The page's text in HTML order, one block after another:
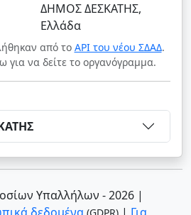
ΔΗΜΟΣ ΔΕΣΚΑΤΗΣ,
Ελλάδα
από το API του νέου ΣΔΑΔ.
για να δείτε το οργανόγραμμα.
Υπαλλήλων - 2026 |